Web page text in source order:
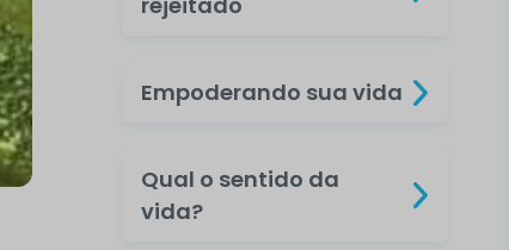
Empoderando sua vida
Qual o sentido da
vida?